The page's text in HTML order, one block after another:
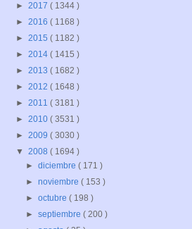
► 2017 ( 1344 )
► 2016 ( 1168 )
► 2015 ( 1182 )
► 2014 ( 1415 )
► 2013 ( 1682 )
► 2012 ( 1648 )
► 2011 ( 3181 )
► 2010 ( 3531 )
► 2009 ( 3030 )
▼ 2008 ( 1694 )
►diciembre( 171 )
►noviembre( 153 )
►octubre( 198 )
►septiembre( 200 )